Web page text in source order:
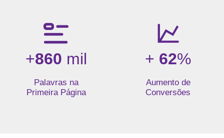
+860 mil
Palavras na
Primeira Página
+ 62%
Aumento de
Conversões